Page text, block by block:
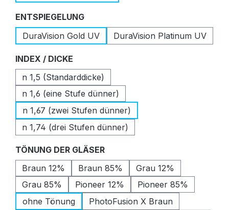
ENTSPIEGELUNGauswählen
DuraVision Gold UV
DuraVision Platinum UV
INDEX / DICKE
n 1,5 (Standarddicke)
n 1,6 (eine Stufe dünner)
n 1,67 (zwei Stufen dünner)
n 1,74 (drei Stufen dünner)
TÖNUNG DER GLÄSERauswählen
Braun 12%
Braun 85%
Grau 12%
Grau 85%
Pioneer 12%
Pioneer 85%
ohne Tönung
PhotoFusion X Braun